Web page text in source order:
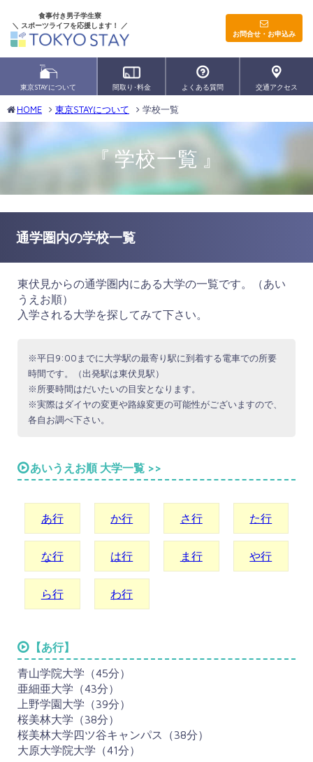
食事付き男子学生寮
スポーツライフを応援します！
お問合せ・お申込み
東京STAYについて 間取り･料金 よくある質問 交通アクセス
HOME 東京STAYについて 学校一覧
学校一覧
通学圏内の学校一覧
東伏見からの通学圏内にある大学の一覧です。（あい
うえお順）
入学される大学を探してみて下さい。
※平日9:00までに大学駅の最寄り駅に到着する電車での所要
時間です。（出発駅は東伏見駅）
※所要時間はだいたいの目安となります。
※実際はダイヤの変更や路線変更の可能性がございますので、
各自お調べ下さい。
あいうえお順 大学一覧 >>
あ行 か行 さ行 た行
な行 は行 ま行 や行
ら行 わ行
【あ行】
青山学院大学（45分）
亜細亜大学（43分）
上野学園大学（39分）
桜美林大学（38分）
桜美林大学四ツ谷キャンパス（38分）
大原大学院大学（41分）